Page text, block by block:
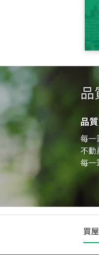
買屋